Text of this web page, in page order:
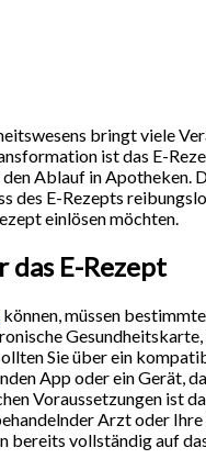
bringt viele
ist das E-
Ablauf in Apotheken.
des E-Rezepts
einlösen möchten.
das E-Rezept
können, müssen
Sie über ein
App oder ein Gerät,
Voraussetzungen ist
Arzt oder
bereits vollständig auf